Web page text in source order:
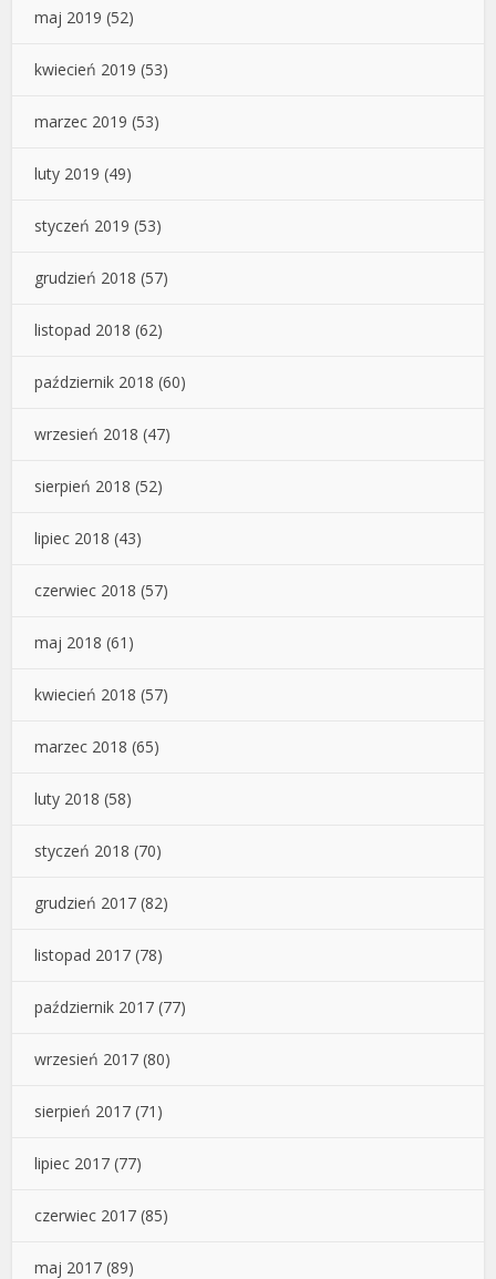
maj 2019 (52)
kwiecień 2019 (53)
marzec 2019 (53)
luty 2019 (49)
styczeń 2019 (53)
grudzień 2018 (57)
listopad 2018 (62)
październik 2018 (60)
wrzesień 2018 (47)
sierpień 2018 (52)
lipiec 2018 (43)
czerwiec 2018 (57)
maj 2018 (61)
kwiecień 2018 (57)
marzec 2018 (65)
luty 2018 (58)
styczeń 2018 (70)
grudzień 2017 (82)
listopad 2017 (78)
październik 2017 (77)
wrzesień 2017 (80)
sierpień 2017 (71)
lipiec 2017 (77)
czerwiec 2017 (85)
maj 2017 (89)